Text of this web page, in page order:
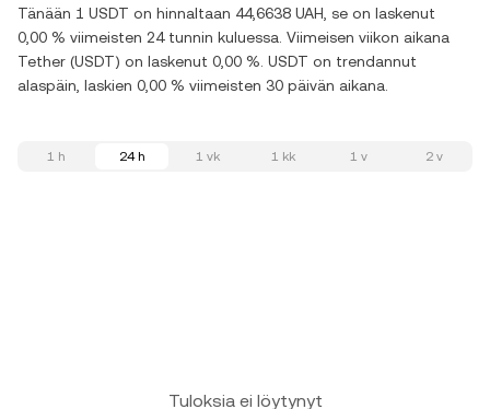
Tänään 1 USDT on hinnaltaan 44,6638 UAH, se on laskenut
0,00 % viimeisten 24 tunnin kuluessa. Viimeisen viikon aikana
Tether (USDT) on laskenut 0,00 %. USDT on trendannut
alaspäin, laskien 0,00 % viimeisten 30 päivän aikana.
1 h 24 h 1 vk 1 kk 1 v 2 v
Tuloksia ei löytynyt